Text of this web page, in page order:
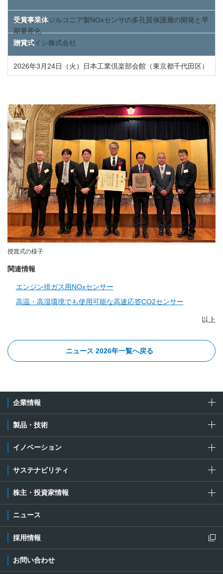
厚膜積層型ジルコニア製NOxセンサの多孔質保護層の開発と早
期量産化
受賞事業体
日本ガイシ株式会社
贈賞式
2026年3月24日（火）日本工業倶楽部会館（東京都千代田区）
授賞式の様子
関連情報
エンジン排ガス用NOxセンサー
高温・高湿環境でも使用可能な高速応答CO2センサー
以上
ニュース 2026年一覧へ戻る
企業情報
製品・技術
イノベーション
サステナビリティ
株主・投資家情報
ニュース
採用情報
新規ウィンドウを開きます
お問い合わせ